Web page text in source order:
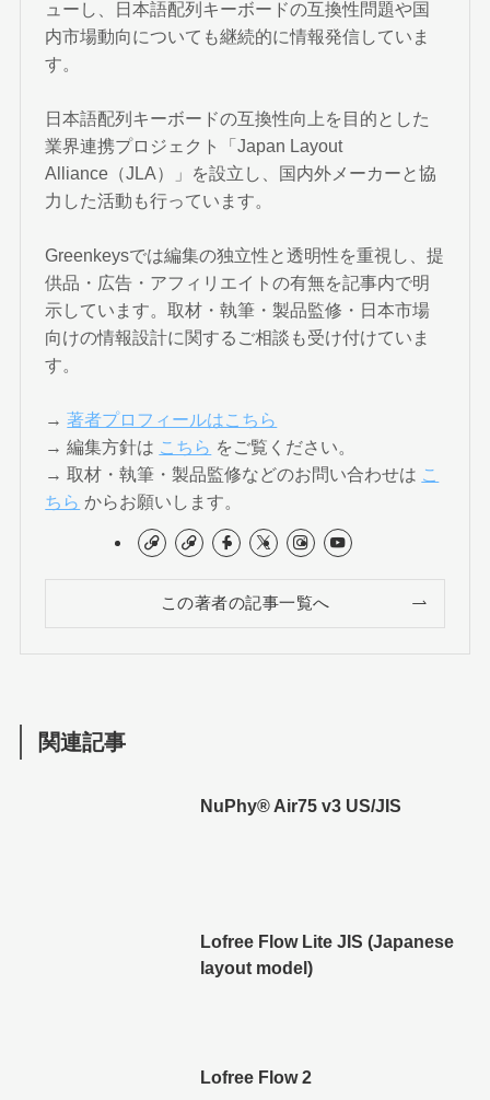
ューし、日本語配列キーボードの互換性問題や国
内市場動向についても継続的に情報発信していま
す。
日本語配列キーボードの互換性向上を目的とした
業界連携プロジェクト「Japan Layout
Alliance（JLA）」を設立し、国内外メーカーと協
力した活動も行っています。
Greenkeysでは編集の独立性と透明性を重視し、提
供品・広告・アフィリエイトの有無を記事内で明
示しています。取材・執筆・製品監修・日本市場
向けの情報設計に関するご相談も受け付けていま
す。
→著者プロフィールはこちら
→ 編集方針は こちら をご覧ください。
→ 取材・執筆・製品監修などのお問い合わせは こ
ちら からお願いします。
この著者の記事一覧へ
関連記事
NuPhy®︎ Air75 v3 US/JIS
Lofree Flow Lite JIS (Japanese
layout model)
Lofree Flow 2